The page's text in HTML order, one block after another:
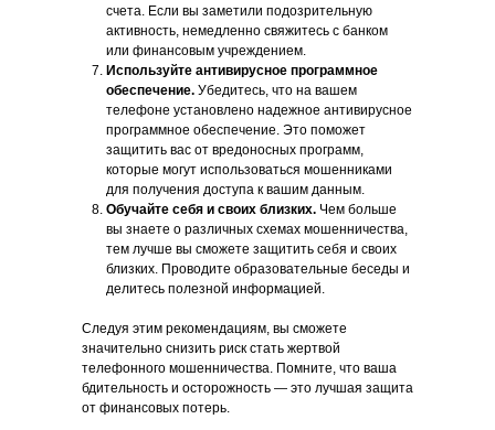
счета. Если вы заметили подозрительную
активность, немедленно свяжитесь с банком
или финансовым учреждением.
Используйте антивирусное программное
обеспечение. Убедитесь, что на вашем
телефоне установлено надежное антивирусное
программное обеспечение. Это поможет
защитить вас от вредоносных программ,
которые могут использоваться мошенниками
для получения доступа к вашим данным.
Обучайте себя и своих близких. Чем больше
вы знаете о различных схемах мошенничества,
тем лучше вы сможете защитить себя и своих
близких. Проводите образовательные беседы и
делитесь полезной информацией.
Следуя этим рекомендациям, вы сможете
значительно снизить риск стать жертвой
телефонного мошенничества. Помните, что ваша
бдительность и осторожность — это лучшая защита
от финансовых потерь.